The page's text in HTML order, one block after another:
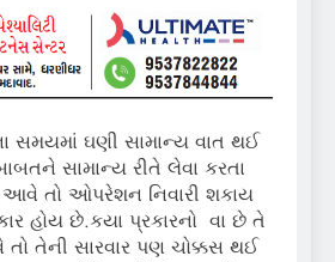
સમયમાં ઘણી સામાન્ય વાત થઈ
સામાન્ય રીતે લેવા કરતા
આવે તો ઓપરેશન નિવારી શકાય
હોય છે.કયા પ્રકારનો વા છે તે
તેની સારવાર પણ ચોક્કસ થઈ